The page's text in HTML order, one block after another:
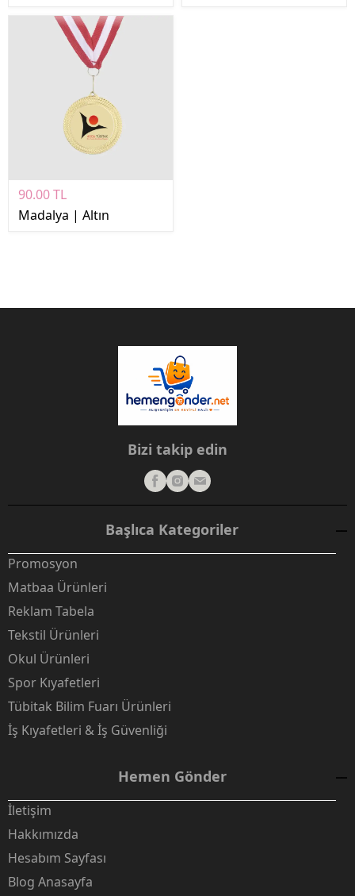
90.00 TL
Madalya | Altın
Bizi takip edin
Başlıca Kategoriler
Promosyon
Matbaa Ürünleri
Reklam Tabela
Tekstil Ürünleri
Okul Ürünleri
Spor Kıyafetleri
Tübitak Bilim Fuarı Ürünleri
İş Kıyafetleri & İş Güvenliği
Hemen Gönder
İletişim
Hakkımızda
Hesabım Sayfası
Blog Anasayfa